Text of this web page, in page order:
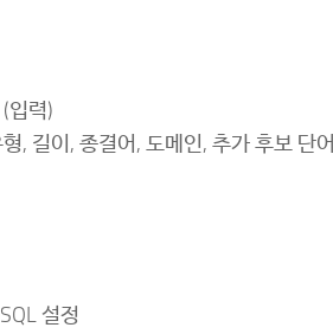
입력)
, 길이, 종결어, 도메인, 추가 후보 단어
설정